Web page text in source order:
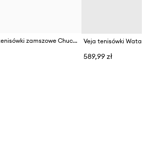
Converse tenisówki zamszowe Chuck Taylor Lo Veja tenisówki Wata II Low
589,99 zł